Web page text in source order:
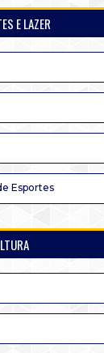
E LAZER
Esportes